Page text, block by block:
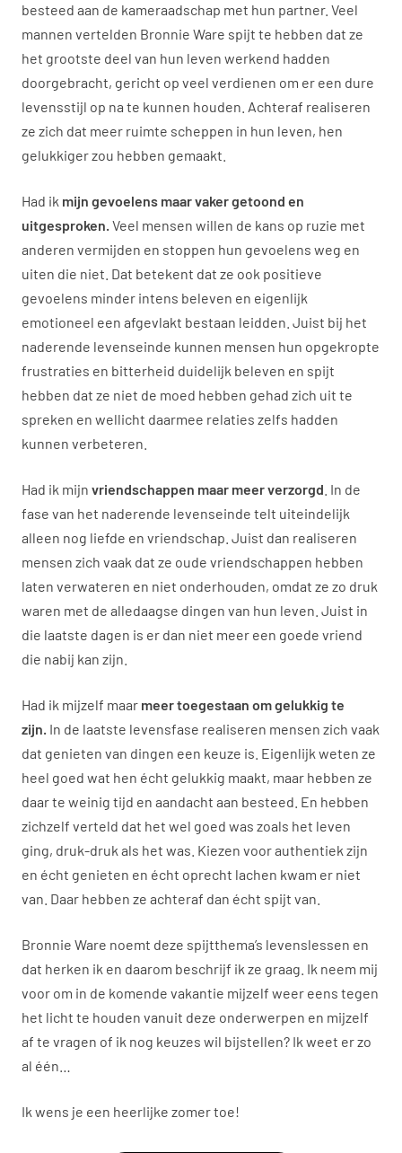
besteed aan de kameraadschap met hun partner. Veel
mannen vertelden Bronnie Ware spijt te hebben dat ze
het grootste deel van hun leven werkend hadden
doorgebracht, gericht op veel verdienen om er een dure
levensstijl op na te kunnen houden. Achteraf realiseren
ze zich dat meer ruimte scheppen in hun leven, hen
gelukkiger zou hebben gemaakt.
Had ik mijn gevoelens maar vaker getoond en
uitgesproken.Veel mensen willen de kans op ruzie met
anderen vermijden en stoppen hun gevoelens weg en
uiten die niet. Dat betekent dat ze ook positieve
gevoelens minder intens beleven en eigenlijk
emotioneel een afgevlakt bestaan leidden. Juist bij het
naderende levenseinde kunnen mensen hun opgekropte
frustraties en bitterheid duidelijk beleven en spijt
hebben dat ze niet de moed hebben gehad zich uit te
spreken en wellicht daarmee relaties zelfs hadden
kunnen verbeteren.
Had ik mijn vriendschappen maar meer verzorgd . In de
fase van het naderende levenseinde telt uiteindelijk
alleen nog liefde en vriendschap. Juist dan realiseren
mensen zich vaak dat ze oude vriendschappen hebben
laten verwateren en niet onderhouden, omdat ze zo druk
waren met de alledaagse dingen van hun leven. Juist in
die laatste dagen is er dan niet meer een goede vriend
die nabij kan zijn.
Had ik mijzelf maar meer toegestaan om gelukkig te
zijn. In de laatste levensfase realiseren mensen zich vaak
dat genieten van dingen een keuze is. Eigenlijk weten ze
heel goed wat hen écht gelukkig maakt, maar hebben ze
daar te weinig tijd en aandacht aan besteed. En hebben
zichzelf verteld dat het wel goed was zoals het leven
ging, druk-druk als het was. Kiezen voor authentiek zijn
en écht genieten en écht oprecht lachen kwam er niet
van. Daar hebben ze achteraf dan écht spijt van.
Bronnie Ware noemt deze spijtthema’s levenslessen en
dat herken ik en daarom beschrijf ik ze graag. Ik neem mij
voor om in de komende vakantie mijzelf weer eens tegen
het licht te houden vanuit deze onderwerpen en mijzelf
af te vragen of ik nog keuzes wil bijstellen? Ik weet er zo
al één…
Ik wens je een heerlijke zomer toe!